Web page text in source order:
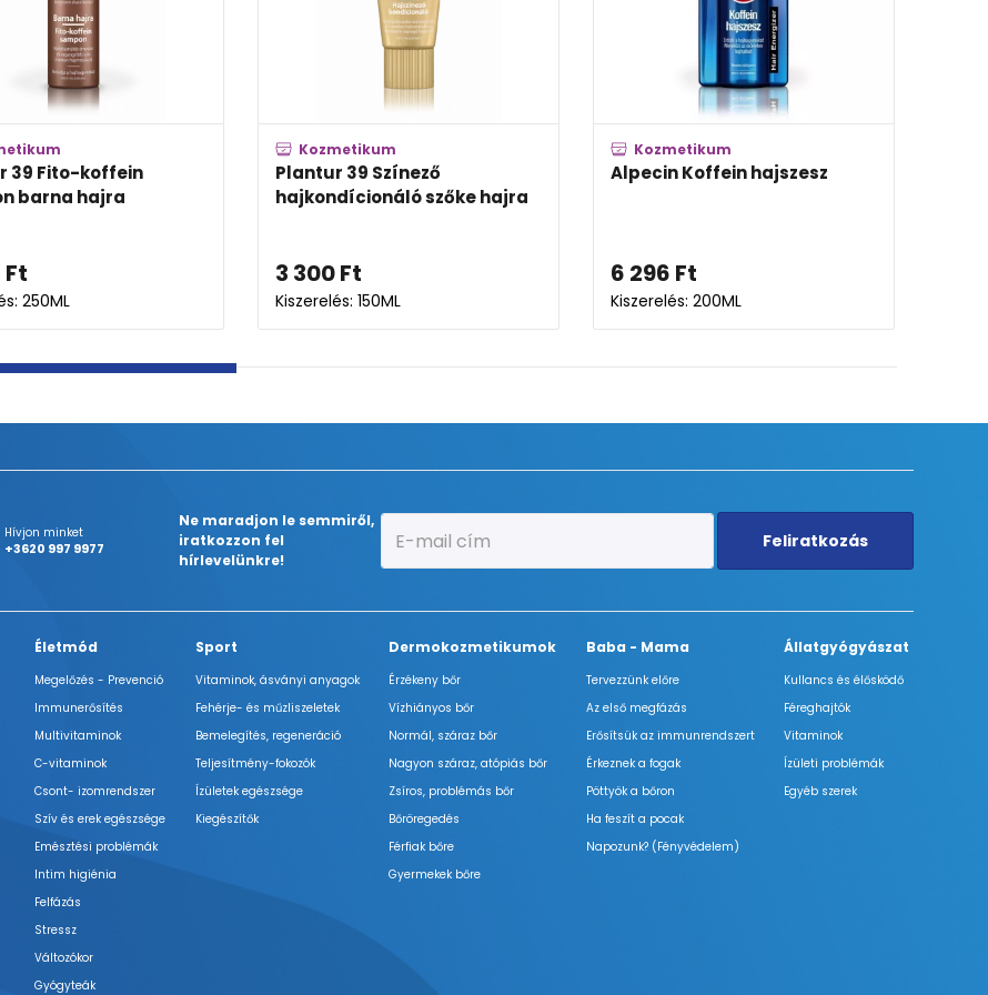
Kozmetikum
Alpecin C1 Koffein sampon
4 506
Kiszerelés: 250ML
Kozmetikum
Alpecin Hybrid Koffein
sampon az érzékeny fejbőrre
4 506
Kiszerelés: 250ML
Kozmetikum
Plantur 39 Fito-koffein
5 618
Kiszerelés: 250ML
Hívjon minket
+3620 997 9977
Ne maradjon le semmiről,
iratkozzon fel
hírlevelünkre!
Feliratkozás
Életmód
Megelőzés - Prevenció
Immunerősítés
Multivitaminok
C-vitaminok
Csont- izomrendszer
Szív és erek egészsége
Emésztési problémák
Intim higiénia
Felfázás
Stressz
Változókor
Gyógyteák
Sport
Vitaminok, ásványi anyagok
Fehérje- és műzliszeletek
Bemelegítés, regeneráció
Teljesítmény-fokozók
Ízületek egészsége
Kiegészítők
Dermokozmetikumok
Érzékeny bőr
Vízhiányos bőr
Normál, száraz bőr
Nagyon száraz, atópiás bőr
Zsíros, problémás bőr
Bőröregedés
Férfiak bőre
Gyermekek bőre
Baba - Mama
Tervezzünk előre
Az első megfázás
Erősítsük az immunrendszert
Érkeznek a fogak
Pöttyök a bőron
Ha feszít a pocak
Napozunk? (Fényvédelem)
Állatgyógyászat
Kullancs és élősködő
Féreghajtók
Vitaminok
Ízületi problémák
Egyéb szerek